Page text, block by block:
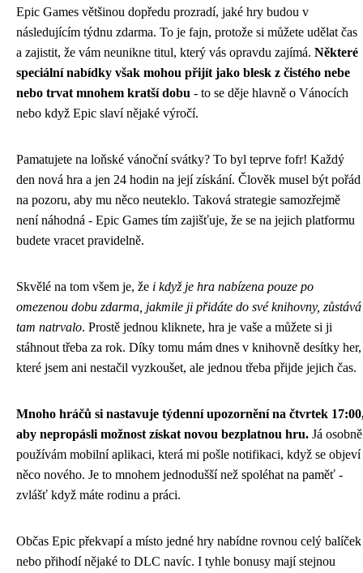
Epic Games většinou dopředu prozradí, jaké hry budou v
následujícím týdnu zdarma. To je fajn, protože si můžete udělat čas
a zajistit, že vám neunikne titul, který vás opravdu zajímá. Některé
speciální nabídky však mohou přijít jako blesk z čistého nebe
nebo trvat mnohem kratší dobu - to se děje hlavně o Vánocích
nebo když Epic slaví nějaké výročí.
Pamatujete na loňské vánoční svátky? To byl teprve fofr! Každý
den nová hra a jen 24 hodin na její získání. Člověk musel být pořád
na pozoru, aby mu něco neuteklo. Taková strategie samozřejmě
není náhodná - Epic Games tím zajišťuje, že se na jejich platformu
budete vracet pravidelně.
Skvělé na tom všem je, že i když je hra nabízena pouze po
omezenou dobu zdarma, jakmile ji přidáte do své knihovny, zůstává
tam natrvalo. Prostě jednou kliknete, hra je vaše a můžete si ji
stáhnout třeba za rok. Díky tomu mám dnes v knihovně desítky her,
které jsem ani nestačil vyzkoušet, ale jednou třeba přijde jejich čas.
Mnoho hráčů si nastavuje týdenní upozornění na čtvrtek
aby nepropásli možnost získat novou bezplatnou hru. Já osobně
používám mobilní aplikaci, která mi pošle notifikaci, když se objeví
něco nového. Je to mnohem jednodušší než spoléhat na paměť -
zvlášť když máte rodinu a práci.
Občas Epic překvapí a místo jedné hry nabídne rovnou celý balíček
nebo přihodí nějaké to DLC navíc. I tyhle bonusy mají stejnou